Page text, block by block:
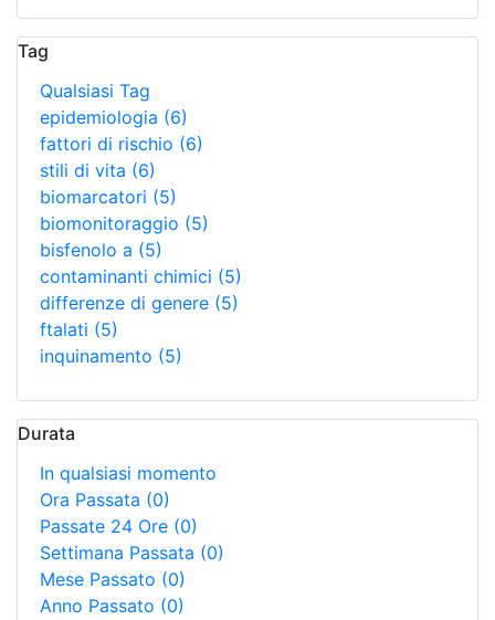
Tag
Qualsiasi Tag
epidemiologia (6)
fattori di rischio (6)
stili di vita (6)
biomarcatori (5)
biomonitoraggio (5)
bisfenolo a (5)
contaminanti chimici (5)
differenze di genere (5)
ftalati (5)
inquinamento (5)
Durata
In qualsiasi momento
Ora Passata (0)
Passate 24 Ore (0)
Settimana Passata (0)
Mese Passato (0)
Anno Passato (0)